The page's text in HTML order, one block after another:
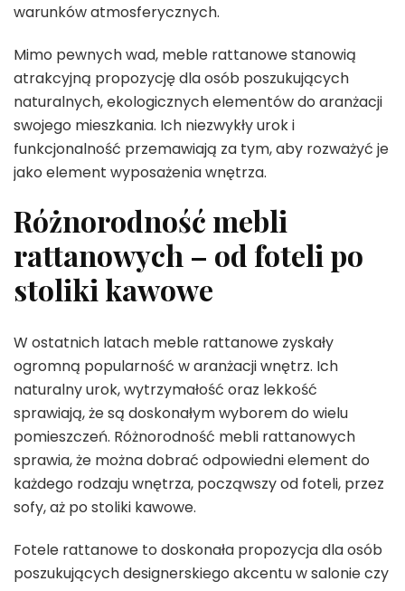
warunków atmosferycznych.
Mimo pewnych wad, meble rattanowe stanowią
atrakcyjną propozycję dla osób poszukujących
naturalnych, ekologicznych elementów do aranżacji
swojego mieszkania. Ich niezwykły urok i
funkcjonalność przemawiają za tym, aby rozważyć je
jako element wyposażenia wnętrza.
Różnorodność mebli
rattanowych – od foteli po
stoliki kawowe
W ostatnich latach meble rattanowe zyskały
ogromną popularność w aranżacji wnętrz. Ich
naturalny urok, wytrzymałość oraz lekkość
sprawiają, że są doskonałym wyborem do wielu
pomieszczeń. Różnorodność mebli rattanowych
sprawia, że można dobrać odpowiedni element do
każdego rodzaju wnętrza, począwszy od foteli, przez
sofy, aż po stoliki kawowe.
Fotele rattanowe to doskonała propozycja dla osób
poszukujących designerskiego akcentu w salonie czy